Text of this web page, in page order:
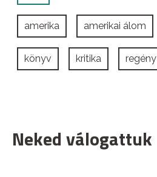
amerika amerikai álom
könyv kritika regény
Neked válogattuk